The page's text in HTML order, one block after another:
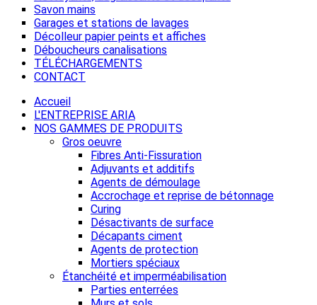
Savon mains
Garages et stations de lavages
Décolleur papier peints et affiches
Déboucheurs canalisations
TÉLÉCHARGEMENTS
CONTACT
Accueil
L'ENTREPRISE ARIA
NOS GAMMES DE PRODUITS
Gros oeuvre
Fibres Anti-Fissuration
Adjuvants et additifs
Agents de démoulage
Accrochage et reprise de bétonnage
Curing
Désactivants de surface
Décapants ciment
Agents de protection
Mortiers spéciaux
Étanchéité et imperméabilisation
Parties enterrées